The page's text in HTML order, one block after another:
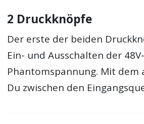
2 Druckknöpfe
Der erste der beiden
Ein- und Ausschalten der 48V-
Phantomspannung. Mit dem
Du zwischen den